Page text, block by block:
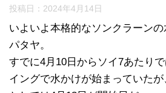
投稿日： 2024年4月14日
いよいよ本格的なソンクラーン
パタヤ。
すでに4月10日からソイ7あたり
イングで水かけが始まっていた